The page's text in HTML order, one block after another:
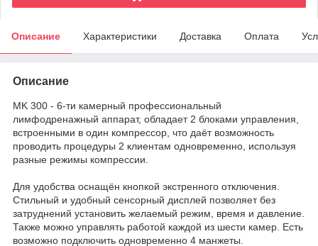
Описание Характеристики Доставка Оплата
Описание
MK 300 - 6-ти камерный профессиональный
лимфодренажный аппарат, обладает 2 блоками управления,
встроенными в один компрессор, что даёт возможность
проводить процедуры 2 клиентам одновременно, используя
разные режимы компрессии.
Для удобства оснащён кнопкой экстренного отключения.
Стильный и удобный сенсорный дисплей позволяет без
затруднений установить желаемый режим, время и давление.
Также можно управлять работой каждой из шести камер. Есть
возможно подключить одновременно 4 манжеты.